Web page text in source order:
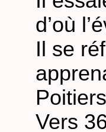
d’où
Il se
Vers